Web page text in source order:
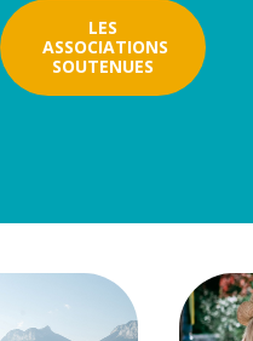
LES
ASSOCIATIONS
SOUTENUES